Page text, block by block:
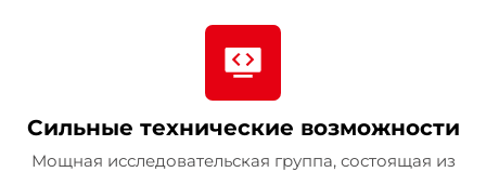
Сильные технические возможности
Мощная исследовательская группа, состоящая из